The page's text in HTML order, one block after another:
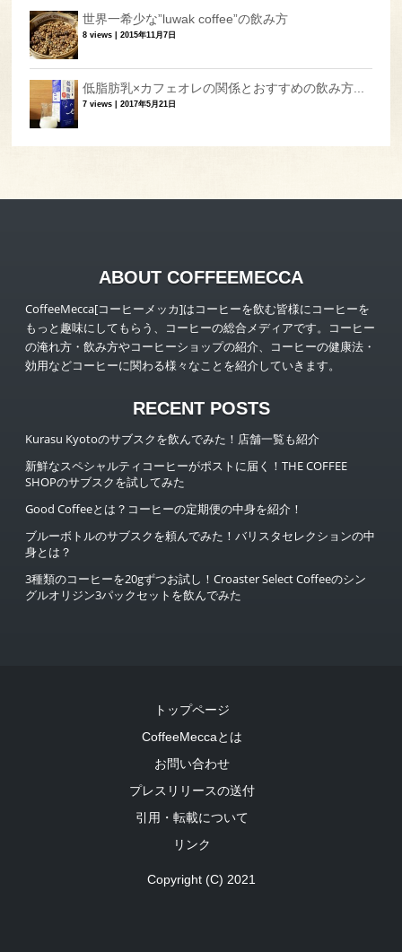
世界一希少な”luwak coffee”の飲み方
8 views |2015年11月7日
低脂肪乳×カフェオレの関係とおすすめの飲み方...
7 views |2017年5月21日
ABOUT COFFEEMECCA
CoffeeMecca[コーヒーメッカ]はコーヒーを飲む皆様にコーヒーを
もっと趣味にしてもらう、コーヒーの総合メディアです。コーヒー
の淹れ方・飲み方やコーヒーショップの紹介、コーヒーの健康法・
効用などコーヒーに関わる様々なことを紹介していきます。
RECENT POSTS
Kurasu Kyotoのサブスクを飲んでみた！店舗一覧も紹介
新鮮なスペシャルティコーヒーがポストに届く！THE COFFEE
SHOPのサブスクを試してみた
Good Coffeeとは？コーヒーの定期便の中身を紹介！
ブルーボトルのサブスクを頼んでみた！バリスタセレクションの中
身とは？
3種類のコーヒーを20gずつお試し！Croaster Select Coffeeのシン
グルオリジン3パックセットを飲んでみた
トップページ
CoffeeMeccaとは
お問い合わせ
プレスリリースの送付
引用・転載について
リンク
Copyright (C) 2021